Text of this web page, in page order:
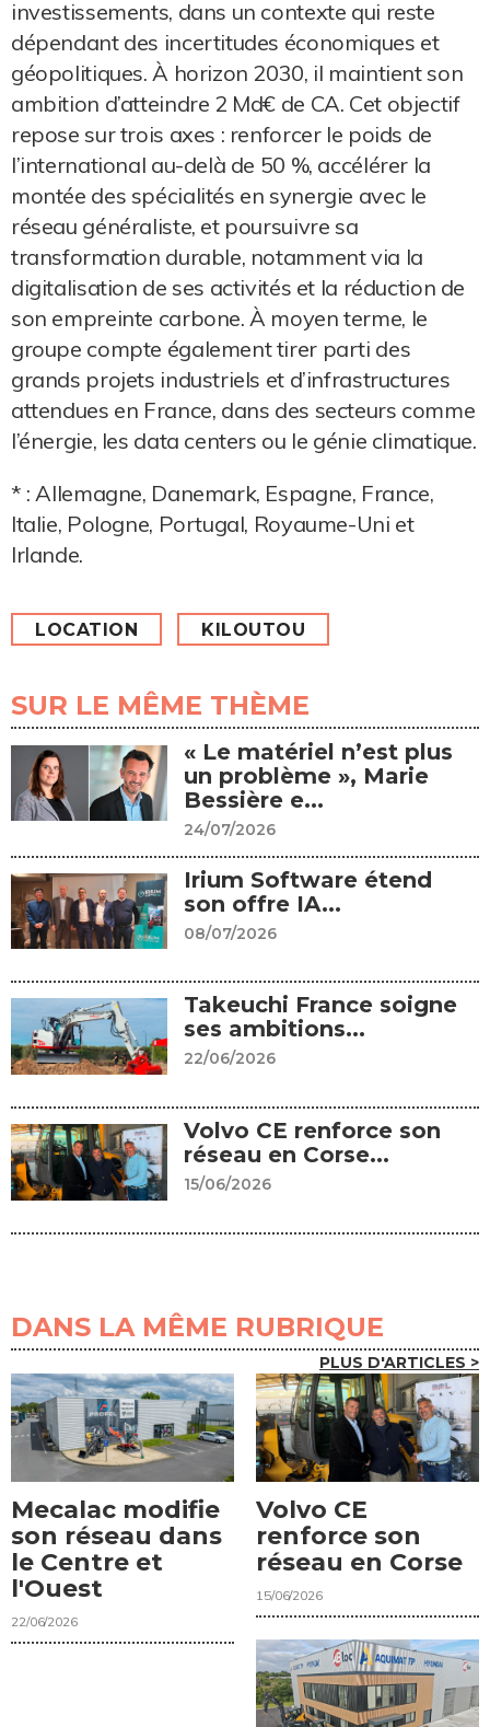
investissements, dans un contexte qui reste
dépendant des incertitudes économiques et
géopolitiques. À horizon 2030, il maintient son
ambition d’atteindre 2 Md€ de CA. Cet objectif
repose sur trois axes : renforcer le poids de
l’international au-delà de 50 %, accélérer la
montée des spécialités en synergie avec le
réseau généraliste, et poursuivre sa
transformation durable, notamment via la
digitalisation de ses activités et la réduction de
son empreinte carbone. À moyen terme, le
groupe compte également tirer parti des
grands projets industriels et d’infrastructures
attendues en France, dans des secteurs comme
l’énergie, les data centers ou le génie climatique.
* : Allemagne, Danemark, Espagne, France,
Italie, Pologne, Portugal, Royaume-Uni et
Irlande.
LOCATION KILOUTOU
SUR LE MÊME THÈME
« Le matériel n’est plus
un problème », Marie
Bessière e...
24/07/2026
Irium Software étend
son offre IA...
08/07/2026
Takeuchi France soigne
ses ambitions...
22/06/2026
Volvo CE renforce son
réseau en Corse...
15/06/2026
DANS LA MÊME RUBRIQUE
PLUS D'ARTICLES >
Mecalac modifie
son réseau dans
le Centre et
l'Ouest
22/06/2026
Volvo CE
renforce son
réseau en Corse
15/06/2026